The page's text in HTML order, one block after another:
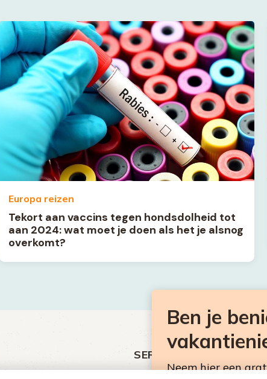
Europa reizen
Tekort aan vaccins tegen hondsdolheid tot
aan 2024: wat moet je doen als het je alsnog
overkomt?
SERVICE
Ben je
Neem hier een